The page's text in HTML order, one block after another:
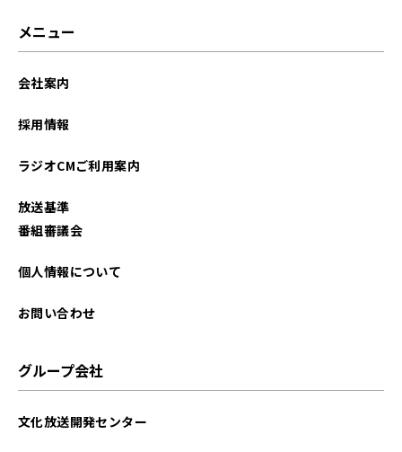
メニュー
会社案内
採用情報
ラジオCMご利用案内
放送基準
番組審議会
個人情報について
お問い合わせ
グループ会社
文化放送開発センター